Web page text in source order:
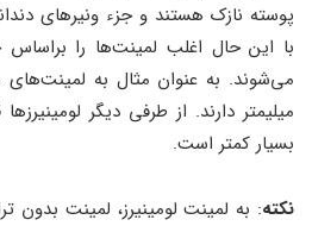
پوسته نازک هستند و جزء ونیرهای
با این حال اغلب لمینت‌ها را
میلیمتر دارند. از طرفی دیگر
بسیار کمتر است.
نکته: به لمینت لومینیرز، لمینت بدون